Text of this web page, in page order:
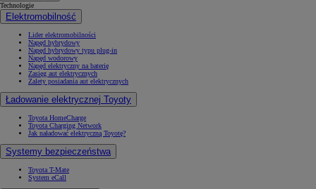
Technologie
Elektromobilność
Lider elektromobilności
Napęd hybrydowy
Napęd hybrydowy typu plug-in
Napęd wodorowy
Napęd elektryczny na baterię
Zasięg aut elektrycznych
Zalety posiadania aut elektrycznych
Ładowanie elektrycznej Toyoty
Toyota HomeCharge
Toyota Charging Network
Jak naładować elektryczną Toyotę?
Systemy bezpieczeństwa
Toyota T-Mate
System eCall